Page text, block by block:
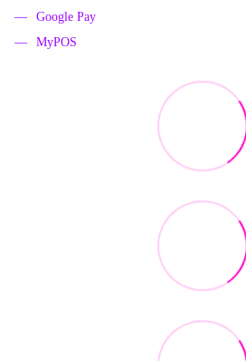
Google Pay
MyPOS